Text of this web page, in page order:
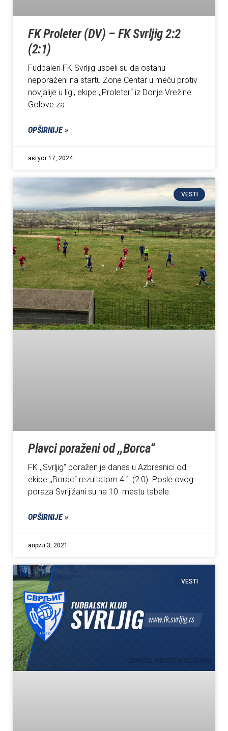
FK Proleter (DV) – FK Svrljig 2:2
(2:1)
Fudbaleri FK Svrljig uspeli su da ostanu
neporaženi na startu Zone Centar u meču protiv
novjalije u ligi, ekipe ,,Proleter“ iz Donje Vrežine.
Golove za
OPŠIRNIJE »
август 17, 2024
VESTI
Plavci poraženi od ,,Borca“
FK ,,Svrljig“ poražen je danas u Azbresnici od
ekipe ,,Borac“ rezultatom 4:1 (2:0). Posle ovog
poraza Svrljižani su na 10. mestu tabele.
OPŠIRNIJE »
април 3, 2021
VESTI